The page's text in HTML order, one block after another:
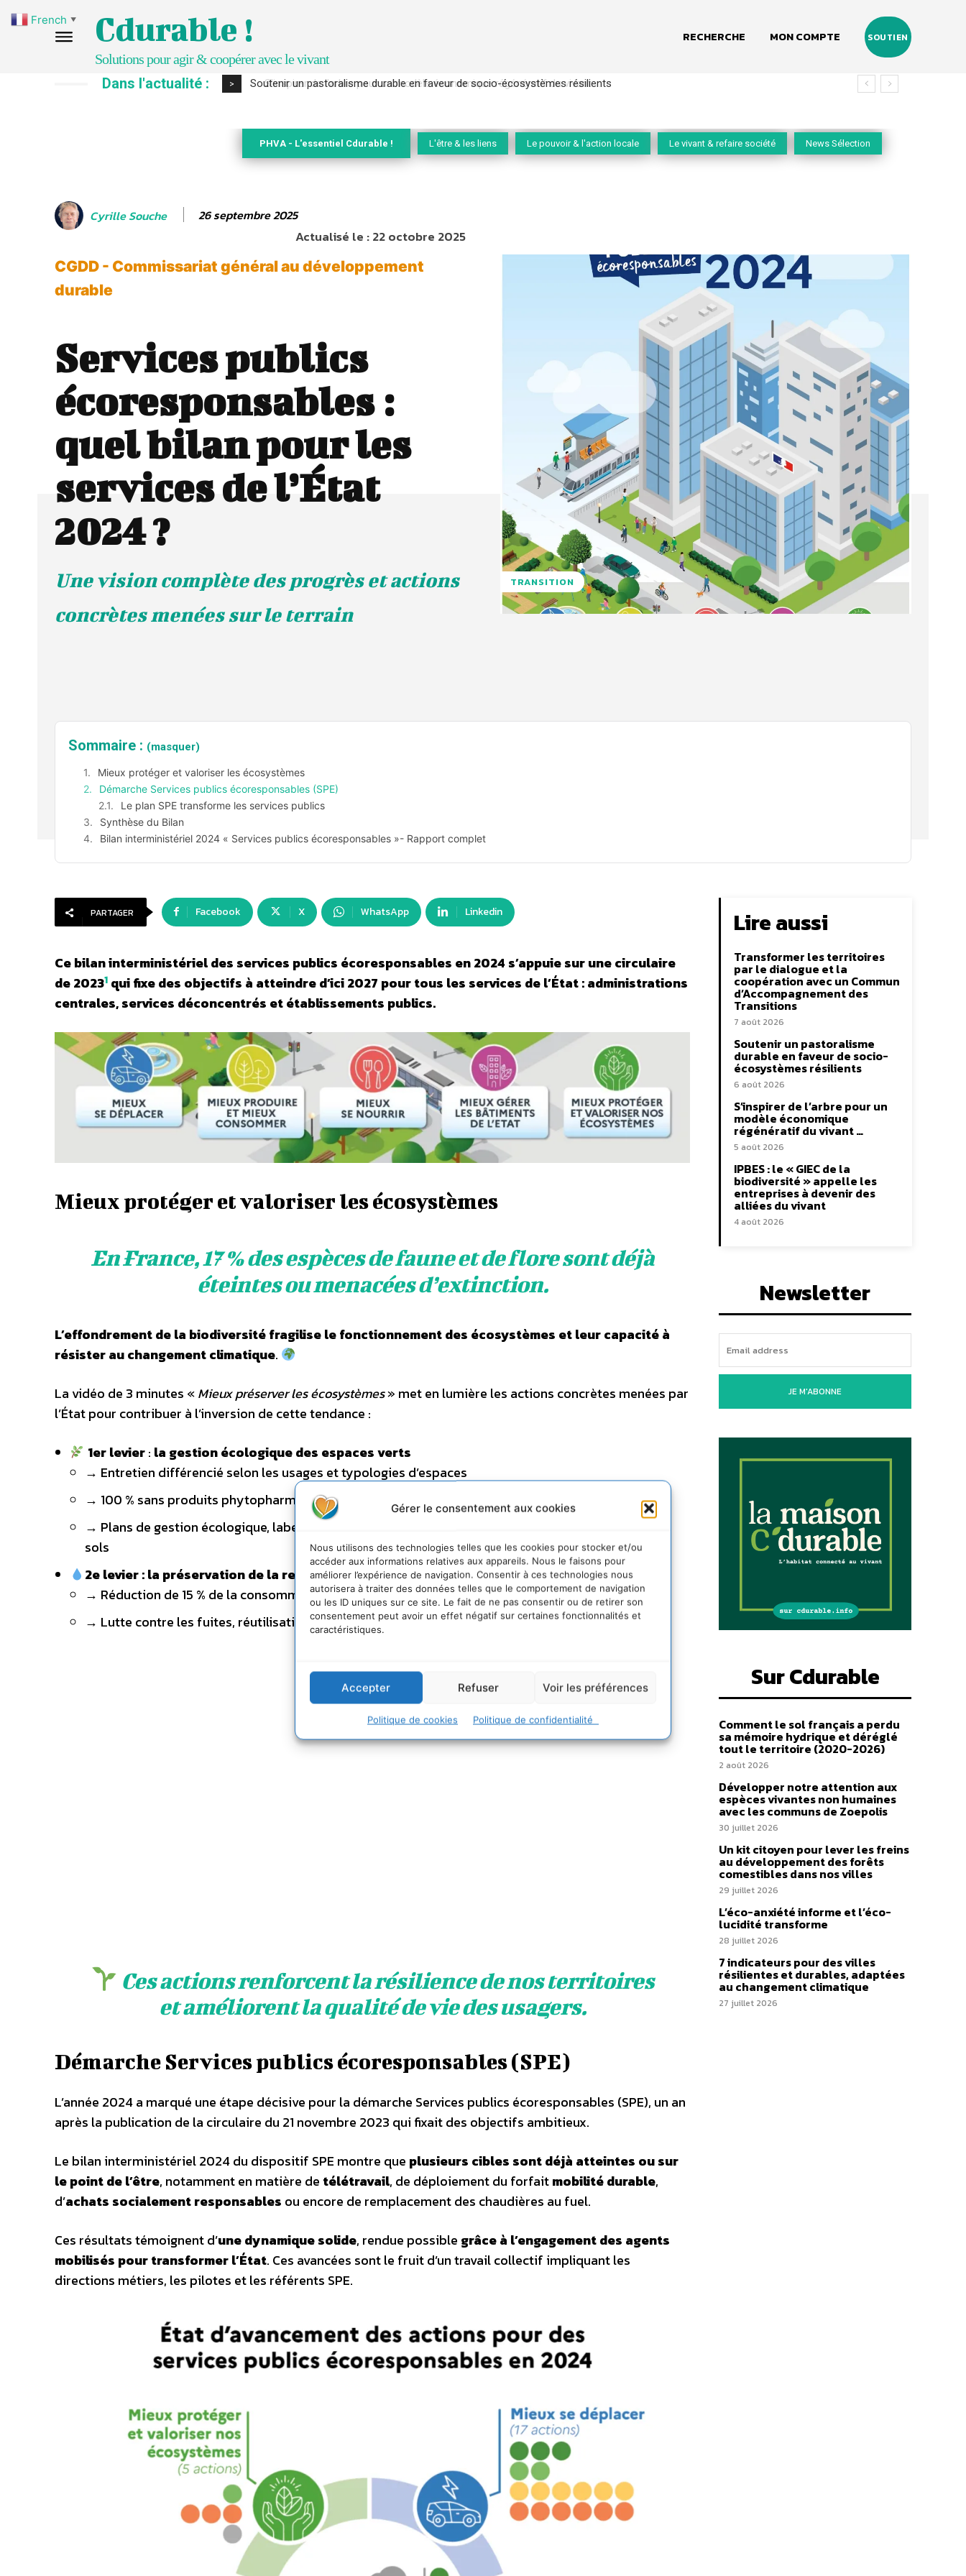
Gérer le consentement aux cookies
Nous utilisons des technologies telles que les cookies pour stocker et/ou
accéder aux informations relatives aux appareils. Nous le faisons pour
améliorer l’expérience de navigation. Consentir à ces technologies nous
autorisera à traiter des données telles que le comportement de navigation
ou les ID uniques sur ce site. Le fait de ne pas consentir ou de retirer son
consentement peut avoir un effet négatif sur certaines fonctionnalités et
caractéristiques.
Accepter Refuser Voir les préférences
Politique de cookies Politique de confidentialité
Cdurable !
Solutions pour agir & coopérer avec le vivant
RECHERCHE MON COMPTE SOUTIEN
Dans l'actualité : > S’inspirer de l’arbre pour un modèle économique régénératif du vivant …
PHVA - L'essentiel Cdurable ! L'être & les liens Le pouvoir & l'action locale Le vivant & refaire société News Sélection
Cyrille Souche 26 septembre 2025
Actualisé le :22 octobre 2025
CGDD - Commissariat général au développement
durable
Services publics
écoresponsables :
quel bilan pour les
services de l’État
2024 ?
Une vision complète des progrès et actions
concrètes menées sur le terrain
TRANSITION
Sommaire : (masquer)
Mieux protéger et valoriser les écosystèmes
Démarche Services publics écoresponsables (SPE)
Le plan SPE transforme les services publics
Synthèse du Bilan
Bilan interministériel 2024 « Services publics écoresponsables »- Rapport complet
PARTAGER Facebook X WhatsApp Linkedin
Ce bilan interministériel des services publics écoresponsables en 2024 s’appuie sur une circulaire
de 20231 qui fixe des objectifs à atteindre d’ici 2027 pour tous les services de l’État : administrations
centrales, services déconcentrés et établissements publics.
Mieux protéger et valoriser les écosystèmes
En France, 17 % des espèces de faune et de flore sont déjà
éteintes ou menacées d’extinction.
L’effondrement de la biodiversité fragilise le fonctionnement des écosystèmes et leur capacité à
résister au changement climatique.
La vidéo de 3 minutes «Mieux préserver les écosystèmes» met en lumière les actions concrètes menées par
l’État pour contribuer à l’inversion de cette tendance :
1er levier: la gestion écologique des espaces verts
→ Entretien différencié selon les usages et typologies d’espaces
→ 100 % sans produits phytopharmaceutiques
→ Plans de gestion écologique, labellisation, renaturation, désimperméabilisation, dépollution des
sols
2e levier : la préservation de la ressource en eau
→ Réduction de 15 % de la consommation d’eau d’ici 2027 (par rapport à 2022)
→ Lutte contre les fuites, réutilisation des eaux de pluie, sobriété hydrique
Ces actions renforcent la résilience de nos territoires
et améliorent la qualité de vie des usagers.
Démarche Services publics écoresponsables (SPE)
L’année 2024 a marqué une étape décisive pour la démarche Services publics écoresponsables (SPE), un an
après la publication de la circulaire du 21 novembre 2023 qui fixait des objectifs ambitieux.
Le bilan interministériel 2024 du dispositif SPE montre que plusieurs cibles sont déjà atteintes ou sur
le point de l’être, notamment en matière de télétravail, de déploiement du forfaitmobilité durable,
d’achats socialement responsables ou encore de remplacement des chaudières au fuel.
Ces résultats témoignent d’une dynamique solide, rendue possible grâce à l’engagement des agents
mobilisés pour transformer l’État. Ces avancées sont le fruit d’un travail collectif impliquant les
directions métiers, les pilotes et les référents SPE.
Lire aussi
Transformer les territoires
par le dialogue et la
coopération avec un Commun
d’Accompagnement des
Transitions
7 août 2026
Soutenir un pastoralisme
durable en faveur de socio-
écosystèmes résilients
6 août 2026
S’inspirer de l’arbre pour un
modèle économique
régénératif du vivant …
5 août 2026
IPBES : le « GIEC de la
biodiversité » appelle les
entreprises à devenir des
alliées du vivant
4 août 2026
Newsletter
JE M'ABONNE
Sur Cdurable
Comment le sol français a perdu
sa mémoire hydrique et déréglé
tout le territoire (2020-2026)
2 août 2026
Développer notre attention aux
espèces vivantes non humaines
avec les communs de Zoepolis
30 juillet 2026
Un kit citoyen pour lever les freins
au développement des forêts
comestibles dans nos villes
29 juillet 2026
L’éco-anxiété informe et l’éco-
lucidité transforme
28 juillet 2026
7 indicateurs pour des villes
résilientes et durables, adaptées
au changement climatique
27 juillet 2026
French ▼